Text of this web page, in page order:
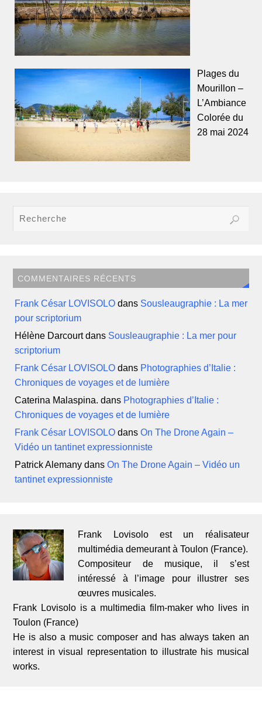
Plages du
Mourillon –
L’Ambiance
Colorée du
28 mai 2024
COMMENTAIRES RÉCENTS
Frank César LOVISOLO dans Sousleaugraphie : La mer
pour scriptorium
Hélène Darcourtdans Sousleaugraphie : La mer pour
scriptorium
Frank César LOVISOLO dans Photographies d’Italie :
Chroniques de voyages et de lumière
Caterina Malaspina. dans Photographies d’Italie :
Chroniques de voyages et de lumière
Frank César LOVISOLO dansOn The Drone Again –
Vidéo un tantinet expressionniste
Patrick Alemany dansOn The Drone Again – Vidéo un
tantinet expressionniste
Frank Lovisolo est un réalisateur
multimédia demeurant à Toulon (France).
Compositeur de musique, il s’est
intéressé à l’image pour illustrer ses
œuvres musicales.
Frank Lovisolo is a multimedia film-maker who lives in
Toulon (France)
He is also a music composer and has always taken an
interest in visual representation to illustrate his musical
works.